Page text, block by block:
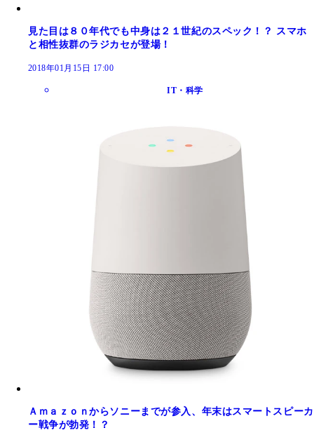
見た目は８０年代でも中身は２１世紀のスペック！？ スマホ
と相性抜群のラジカセが登場！
2018年01月15日 17:00
IT・科学
Ａｍａｚｏｎからソニーまでが参入、年末はスマートスピーカ
ー戦争が勃発！？